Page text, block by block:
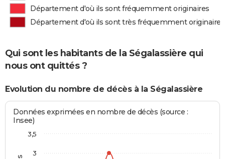
Département d'où ils sont fréquemment originaires
Département d'où ils sont très fréquemment originaires
Qui sont les habitants de la Ségalassière qui
nous ont quittés ?
Evolution du nombre de décès à la Ségalassière
Données exprimées en nombre de décès (source :
Insee)
3
3,5